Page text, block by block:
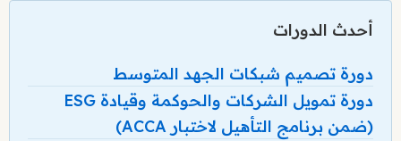
أحدث الدورات
دورة تصميم شبكات الجهد المتوسط
دورة تمويل الشركات والحوكمة وقيادة ESG
(ضمن برنامج التأهيل لاختبار ACCA)